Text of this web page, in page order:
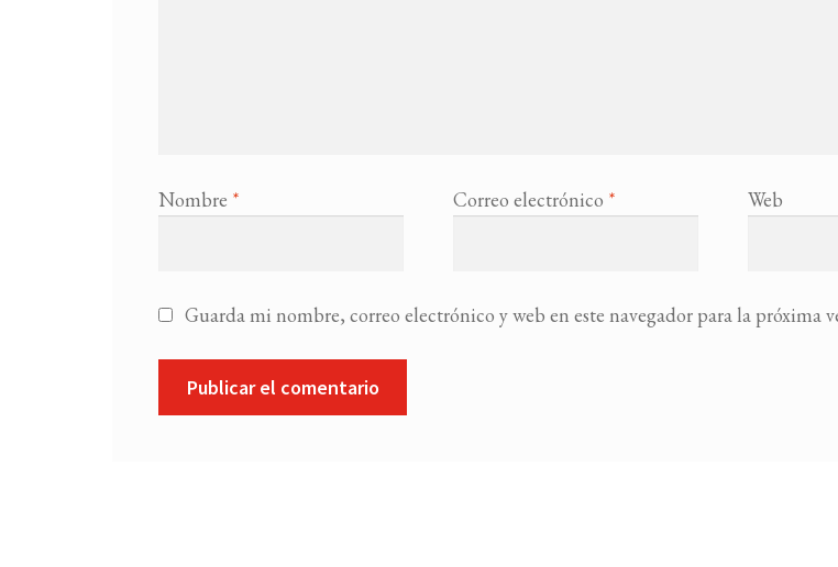
Nombre * Correo electrónico * Web
Guarda mi nombre, correo electrónico y web en este navegador para la próxima